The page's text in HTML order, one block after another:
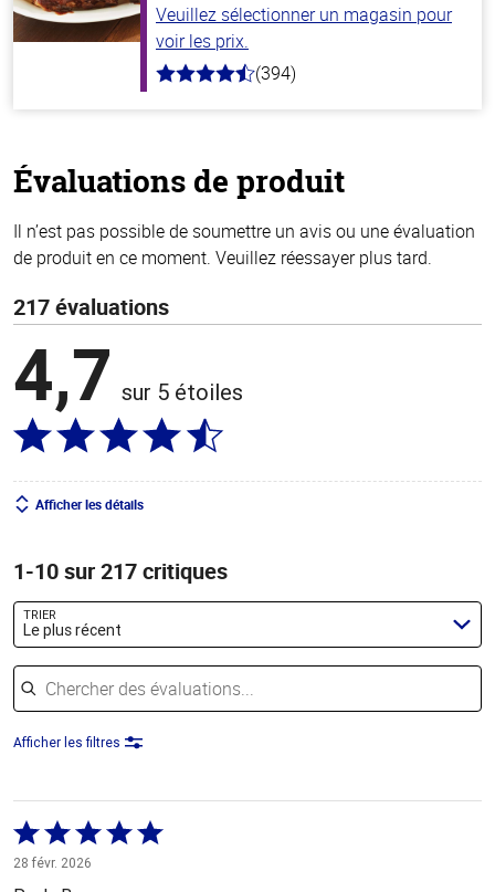
Veuillez sélectionner un magasin pour
voir les prix.
4.7
(394)
Évaluations de produit
Il n’est pas possible de soumettre un avis ou une évaluation
de produit en ce moment. Veuillez réessayer plus tard.
217 évaluations
4,7 sur 5 étoiles
Afficher les détails
1-10 sur 217 critiques
TRIER
Le plus récent
Chercher des évaluations
Afficher les filtres
Coté
5 sur
5
28 févr. 2026